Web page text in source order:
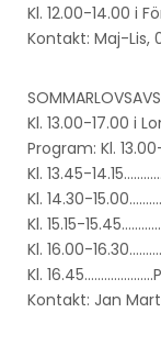
Kl. 12.00-14.00 i
Kontakt: Maj-Lis,
Kl. 13.00-17.00 i
Program: Kl.
Kl. 13.45-
Kl. 14.30-
Kl. 15.15-
Kl. 16.00-
Kl.
Kontakt: Jan